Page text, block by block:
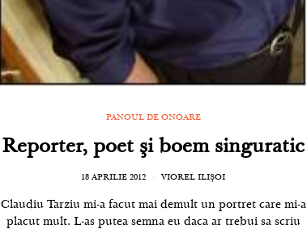
PANOUL DE ONOARE
Reporter, poet şi boem singuratic
18 APRILIE 2012 VIOREL ILIȘOI
Claudiu Tarziu mi-a facut mai demult un portret care mi-a
placut mult. L-as putea semna eu daca ar trebui sa scriu